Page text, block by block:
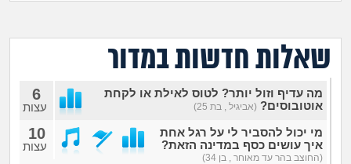
שומרים על הגוףשאלות חדשות במדור
מה עדיף וזול יותר? לטוס לאילת או לקחת
אוטובוסים? (אביגיל , בת 25)
6
עצות
מי יכול להסביר לי על רגל אחת
איך עושים כסף במדינה הזאת?
(החוצב בהר עד מאוחר , בן 34)
10
עצות